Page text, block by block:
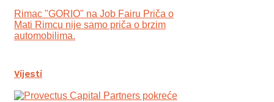
Rimac "GORIO" na Job Fairu Priča o
Mati Rimcu nije samo priča o brzim
automobilima.
Vijesti